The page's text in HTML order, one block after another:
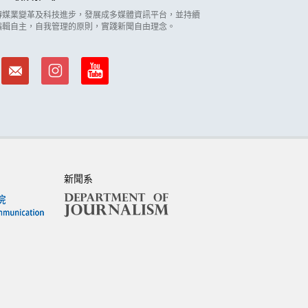
業變革及科技進步，發展成多媒體資訊平台，並持續
自主，自我管理的原則，實踐新聞自由理念。
新聞系